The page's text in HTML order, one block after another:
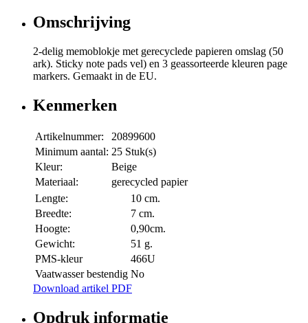
Omschrijving
2-delig memoblokje met gerecyclede papieren omslag (50
ark). Sticky note pads vel) en 3 geassorteerde kleuren page
markers. Gemaakt in de EU.
Kenmerken
Artikelnummer:
20899600
Minimum aantal: 25 Stuk(s)
Kleur:
Beige
Materiaal:
gerecycled papier
Lengte:
10 cm.
Breedte:
7 cm.
Hoogte:
0,90cm.
Gewicht:
51 g.
PMS-kleur
466U
Vaatwasser bestendig No
Download artikel PDF
Opdruk informatie